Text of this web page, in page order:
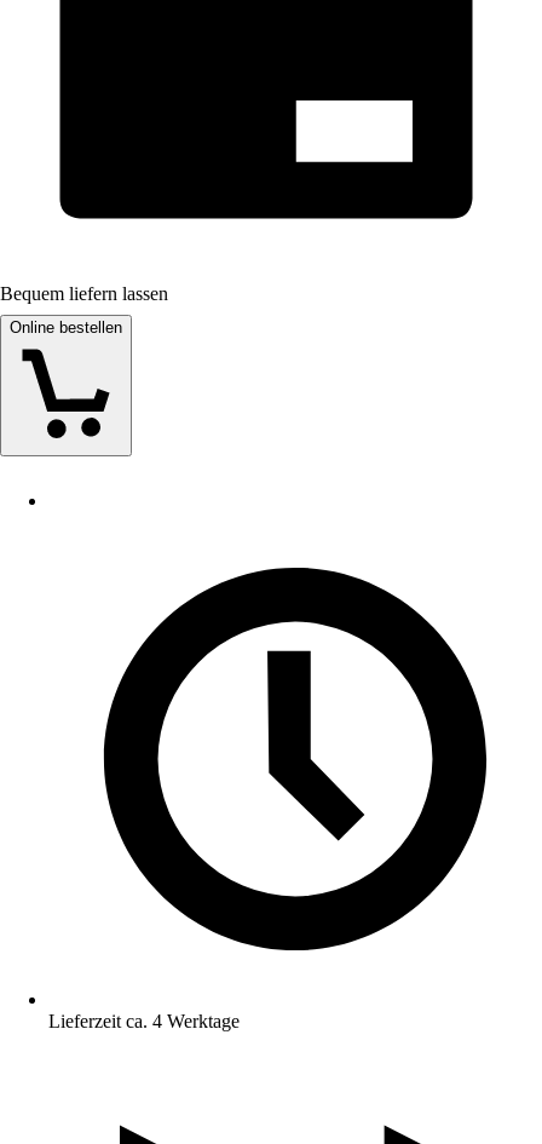
Bequem liefern lassen
Online bestellen
Lieferzeit ca. 4 Werktage